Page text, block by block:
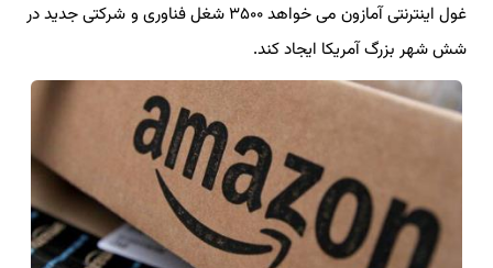
درباره ما
آموزش
غول اینترنتی آمازون می خواهد ۳۵۰۰ شغل فناوری و شركتی جدید در
شش شهر بزرگ آمریكا ایجاد كند.